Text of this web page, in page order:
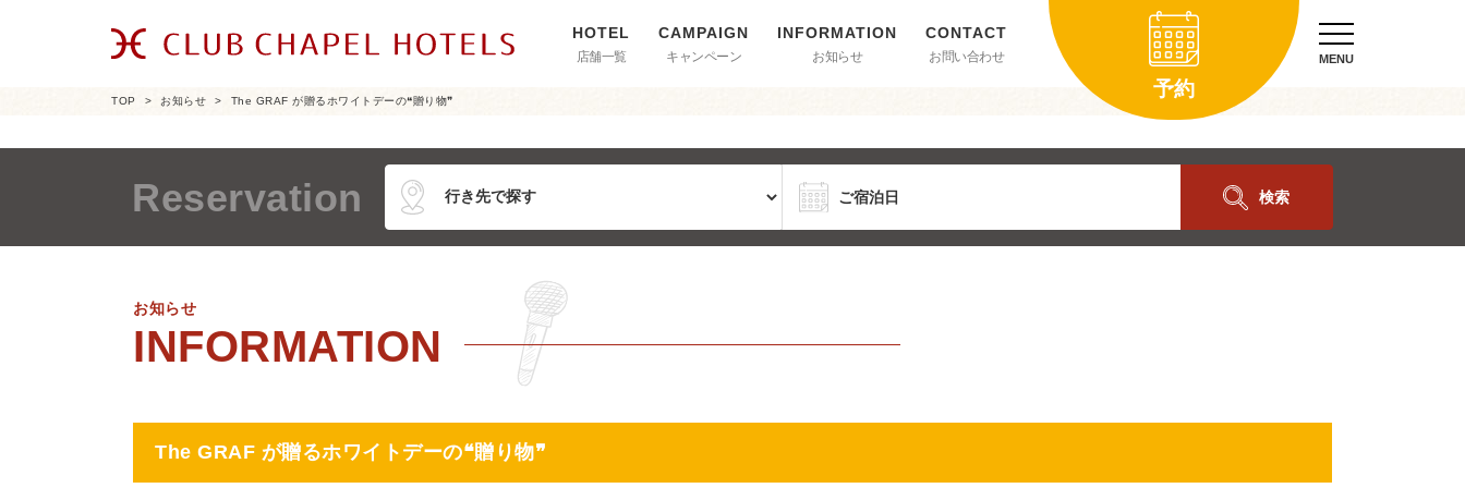
店舗一覧 キャンペーン お知らせ お問い合わせ
予約
MENU
TOP お知らせ The GRAF が贈るホワイトデーの❝贈り物❞
Reservation 検索
お知らせ
The GRAF が贈るホワイトデーの❝贈り物❞